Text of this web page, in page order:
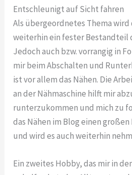
Entschleunigt auf Sicht fahren
Als übergeordnetes Thema
weiterhin ein fester Bestandteil
Jedoch auch bzw. vorrangig in
mir beim Abschalten und
ist vor allem das Nähen. Die
an der Nähmaschine hilft mir
runterzukommen und mich zu
das Nähen im Blog einen
und wird es auch weiterhin
Ein zweites Hobby, das mir in